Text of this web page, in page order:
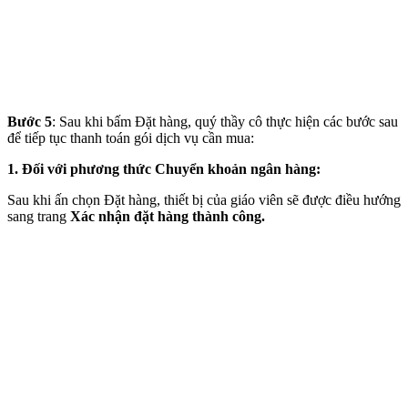
Bước 5: Sau khi bấm Đặt hàng, quý thầy cô thực hiện các bước sau
để tiếp tục thanh toán gói dịch vụ cần mua:
1. Đối với phương thức Chuyển khoản ngân hàng:
Sau khi ấn chọn Đặt hàng, thiết bị của giáo viên sẽ được điều hướng
sang trang Xác nhận đặt hàng thành công.